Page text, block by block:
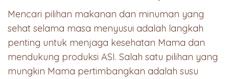
Mencari pilihan makanan dan minuman yang
sehat selama masa menyusui adalah langkah
penting untuk menjaga kesehatan Mama dan
mendukung produksi ASI. Salah satu pilihan yang
mungkin Mama pertimbangkan adalah susu